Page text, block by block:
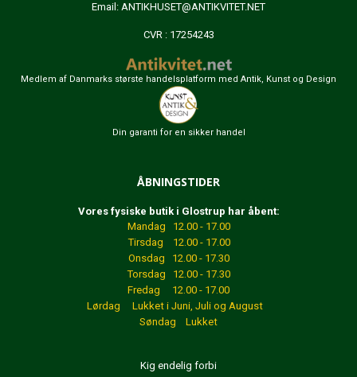
Email: ANTIKHUSET@ANTIKVITET.NET
CVR : 17254243
Medlem af Danmarks største handelsplatform med Antik, Kunst og Design
Din garanti for en sikker handel
ÅBNINGSTIDER
Vores fysiske butik i Glostrup har åbent:
Mandag 12.00 - 17.00
Tirsdag 12.00 - 17.00
Onsdag 12.00 - 17.30
Torsdag 12.00 - 17.30
Fredag 12.00 - 17.00
Lørdag Lukket i Juni, Juli og August
Søndag Lukket
Kig endelig forbi